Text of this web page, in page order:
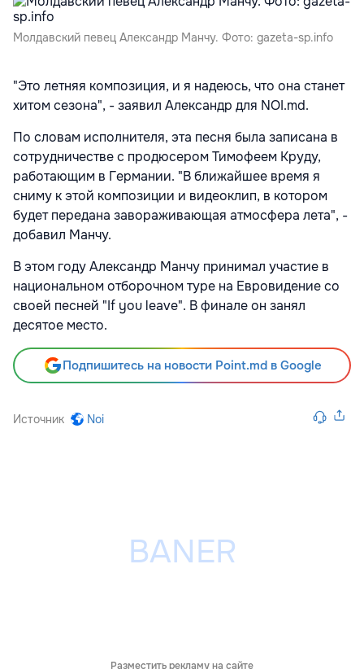
Молдавский певец Александр Манчу. Фото: gazeta-sp.info
"Это летняя композиция, и я надеюсь, что она станет
хитом сезона", - заявил Александр для NOI.md.
По словам исполнителя, эта песня была записана в
сотрудничестве с продюсером Тимофеем Круду,
работающим в Германии. "В ближайшее время я
сниму к этой композиции и видеоклип, в котором
будет передана завораживающая атмосфера лета", -
добавил Манчу.
В этом году Александр Манчу принимал участие в
национальном отборочном туре на Евровидение со
своей песней "If you leave". В финале он занял
десятое место.
Подпишитесь на новости Point.md в Google
Источник Noi
Разместить рекламу на сайте